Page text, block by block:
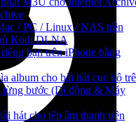
/ PC / Linux / NAS trên
Kodi DLNA
bạn trên iPhone bằng
album cho bài hát cục bộ
bước (Di động & Máy
hát cho tệp âm thanh trên